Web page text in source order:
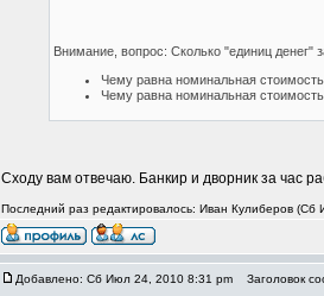
Внимание, вопрос: Сколько "единиц денег"
Чему равна номинальная
Чему равна номинальная
Сходу вам отвечаю. Банкир и дворник за час
Последний раз редактировалось: Иван Кулиберов
Добавлено: Сб Июл 24, 2010 8:31 pm Заголовок